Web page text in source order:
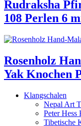
Rudraksha
108 Perlen 6
Rosenholz
Yak Knochen
Klangschalen
Nepal Art
Peter Hess
Tibetische